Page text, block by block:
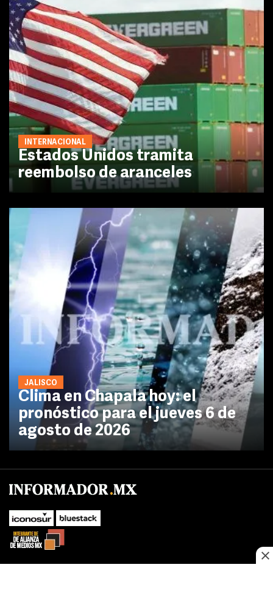
INTERNACIONAL
Estados Unidos tramita
reembolso de aranceles
JALISCO
Clima en Chapala hoy: el
pronóstico para el jueves 6 de
agosto de 2026